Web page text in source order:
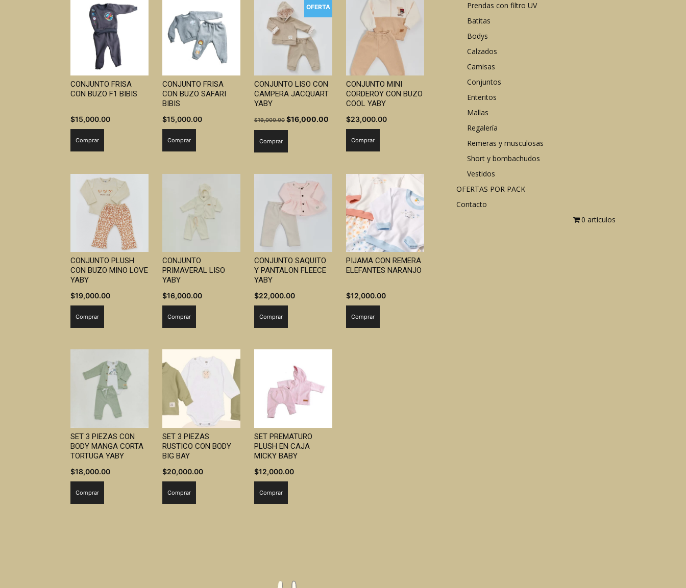
en
CONJUNTO FRISA
CON BUZO F1 BIBIS
$15,000.00
Comprar
CONJUNTO FRISA
CON BUZO SAFARI
BIBIS
$15,000.00
Comprar
OFERTA
CONJUNTO LISO CON
CAMPERA JACQUART
YABY
$19,000.00 El
precio
era:
$16,000.00El
precio
Comprar
CONJUNTO MINI
CORDEROY CON BUZO
COOL YABY
$23,000.00
Comprar
CONJUNTO PLUSH
CON BUZO MINO LOVE
YABY
$19,000.00
Comprar
CONJUNTO
PRIMAVERAL LISO
YABY
$16,000.00
Comprar
CONJUNTO SAQUITO
Y PANTALON FLEECE
YABY
$22,000.00
Comprar
PIJAMA CON REMERA
ELEFANTES NARANJO
$12,000.00
Comprar
SET 3 PIEZAS CON
BODY MANGA CORTA
TORTUGA YABY
$18,000.00
Comprar
SET 3 PIEZAS
RUSTICO CON BODY
BIG BAY
$20,000.00
Comprar
SET PREMATURO
PLUSH EN CAJA
MICKY BABY
$12,000.00
Comprar
Prendas con filtro UV
Batitas
Bodys
Calzados
Camisas
Conjuntos
Enteritos
Mallas
Regalería
Remeras y musculosas
Short y bombachudos
Vestidos
OFERTAS POR PACK
Contacto
0 artículos